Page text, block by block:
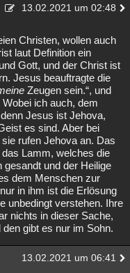
13.02.2021 um 02:48
Christen, wollen auch
laut Definition ein
Gott, und der Christ ist
Jesus beauftragte die
Zeugen sein.“, und
ich auch, dem
Jesus ist Jehova,
es sind. Aber bei
rufen Jehova an. Das
Lamm, welches die
gesandt und der Heilige
dem Menschen zur
in ihm ist die Erlösung
unbedingt verstehen. Ihre
nichts in dieser Sache,
gibt es nur im Sohn.
13.02.2021 um 06:41